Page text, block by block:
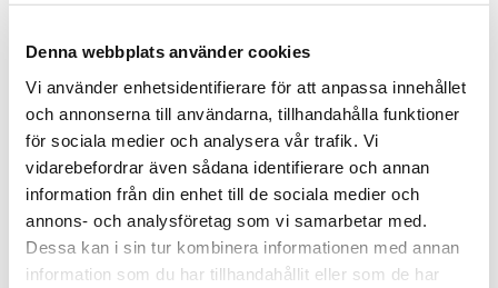
Denna webbplats använder cookies
Vi använder enhetsidentifierare för att anpassa innehållet
och annonserna till användarna, tillhandahålla funktioner
för sociala medier och analysera vår trafik. Vi
vidarebefordrar även sådana identifierare och annan
information från din enhet till de sociala medier och
annons- och analysföretag som vi samarbetar med.
Dessa kan i sin tur kombinera informationen med annan
information som du har tillhandahållit eller som de har
personer att ta sig till en högre nivå på LinkedIn.
Om du fortfarande letar efter sätt för att komma till nästa nivå
1) Utbildning, internt hos er eller boka dig på en av mina öppna
utbildningar.
→Marknadsföring på LinkedIn
→Skapa och planera innehåll effektivt till LinkedIn
Kontakta mig
om du vill boka en intern utbildning
2) Anlita mig för individuell strategisk rådgivning.